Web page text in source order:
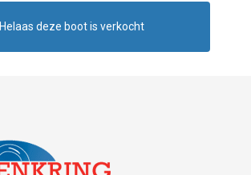
Helaas deze boot is verkocht